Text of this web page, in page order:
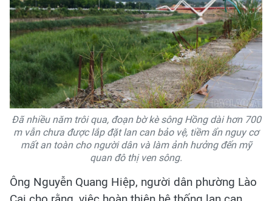
Đã nhiều năm trôi qua, đoạn bờ kè sông Hồng dài hơn 700
m vẫn chưa được lắp đặt lan can bảo vệ, tiềm ẩn nguy cơ
mất an toàn cho người dân và làm ảnh hưởng đến mỹ
quan đô thị ven sông.
Ông Nguyễn Quang Hiệp, người dân phường Lào